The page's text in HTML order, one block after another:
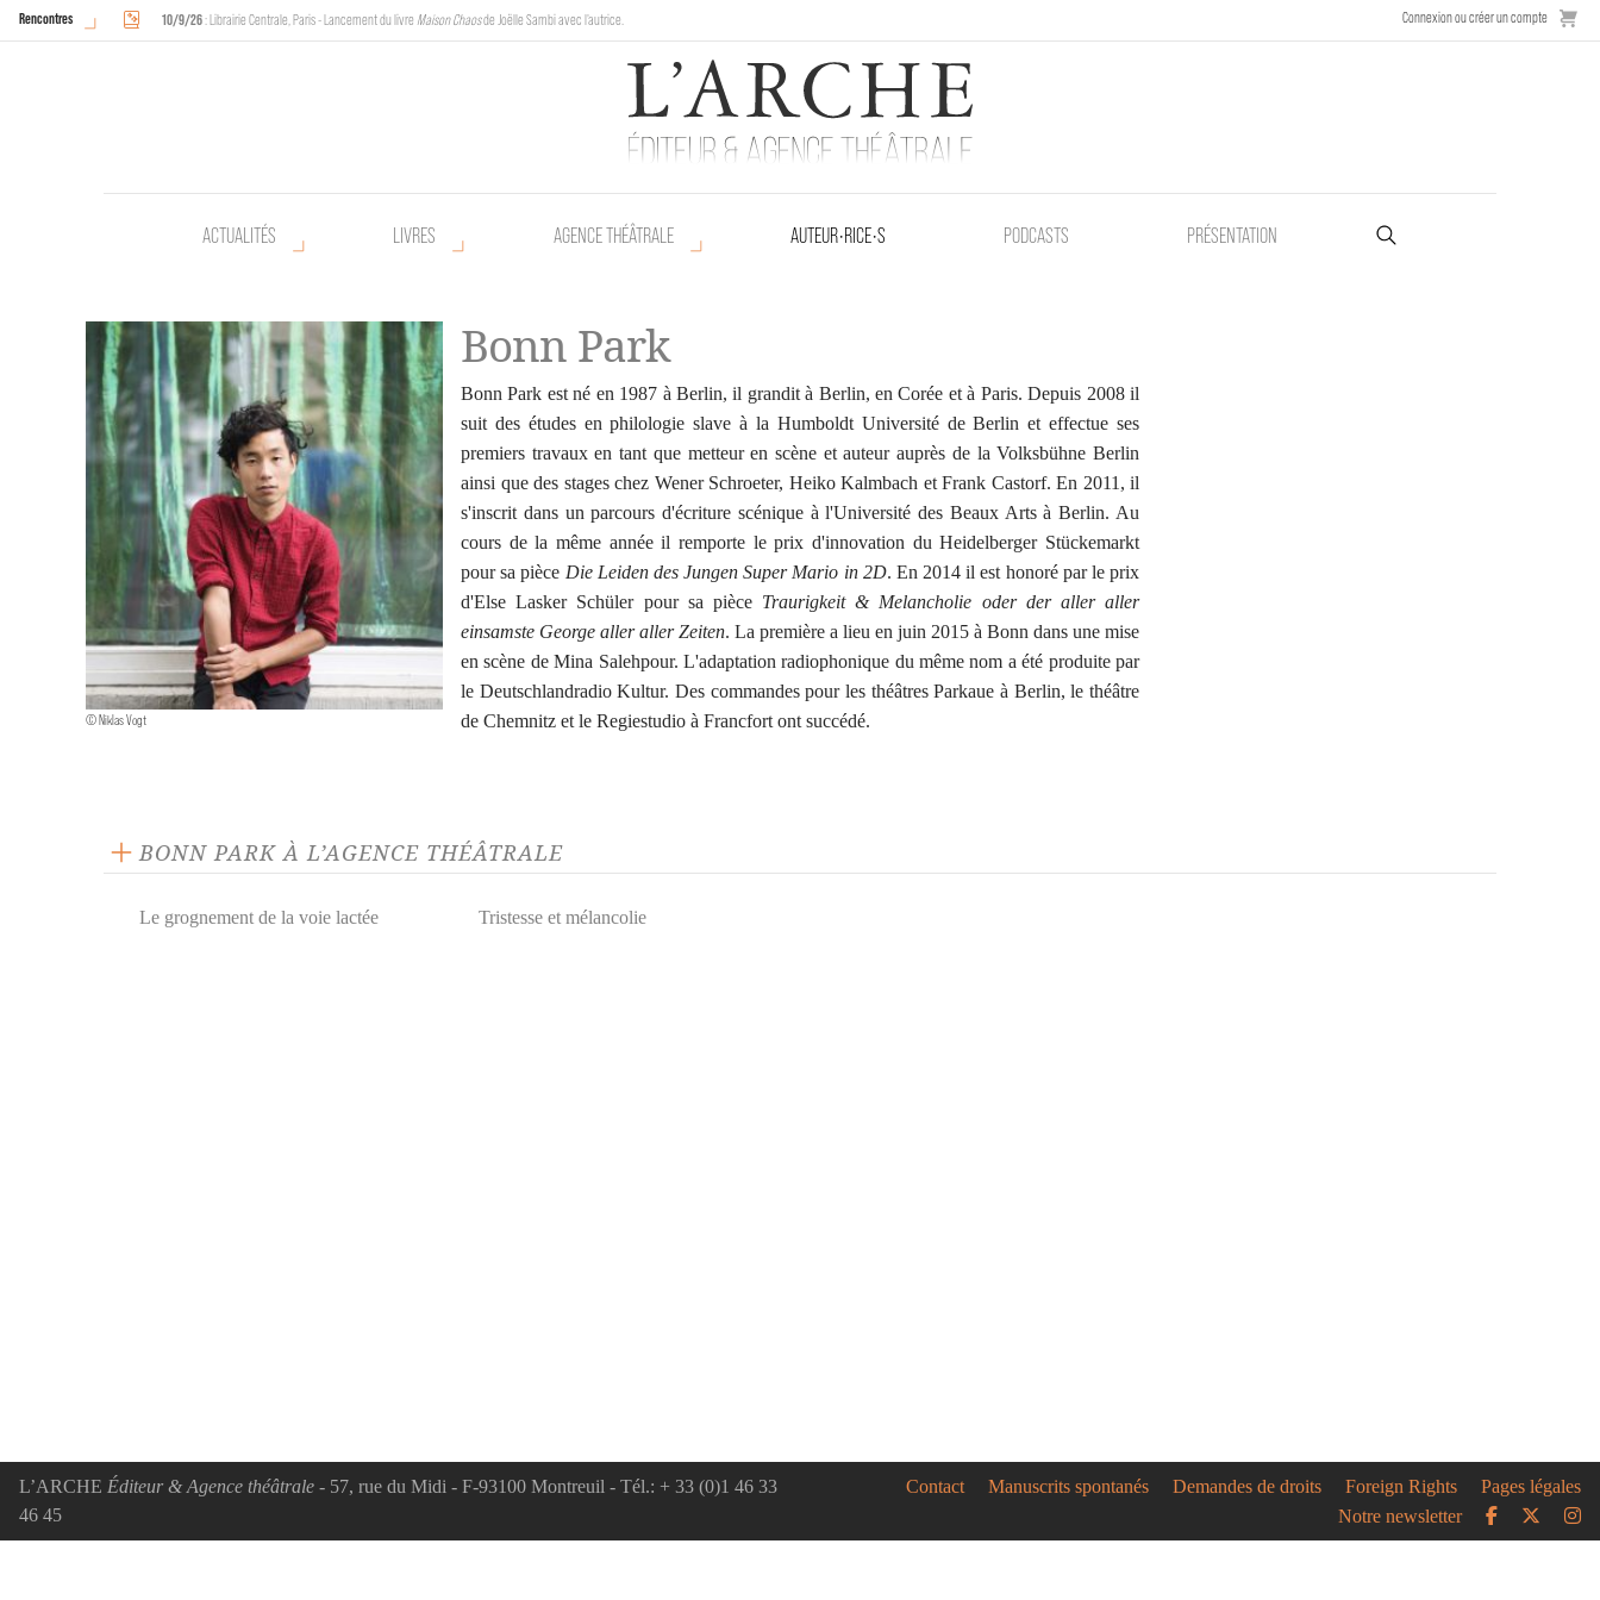
Rencontres 10/9/26: Librairie Centrale, Paris - Lancement du livre Maison Chaosde Joëlle Sambi avec l'autrice.
: Halles de Schaerbeek, Bruxelles - L'Arche sera présente au Poetik Bazar tout le weekend !
Connexion ou créer un compte
ACTUALITÉS LIVRES AGENCE THÉÂTRALE AUTEUR•RICE•S PODCASTS PRÉSENTATION
© Niklas Vogt
Bonn Park
Bonn Park est né en 1987 à Berlin, il grandit à Berlin, en Corée et à Paris. Depuis 2008 il
suit des études en philologie slave à la Humboldt Université de Berlin et effectue ses
premiers travaux en tant que metteur en scène et auteur auprès de la Volksbühne Berlin
ainsi que des stages chez Wener Schroeter, Heiko Kalmbach et Frank Castorf. En 2011, il
s'inscrit dans un parcours d'écriture scénique à l'Université des Beaux Arts à Berlin. Au
cours de la même année il remporte le prix d'innovation du Heidelberger Stückemarkt
pour sa pièce Die Leiden des Jungen Super Mario in 2D. En 2014 il est honoré par le prix
d'Else Lasker Schüler pour sa pièce Traurigkeit & Melancholie oder der aller aller
einsamste George aller aller Zeiten. La première a lieu en juin 2015 à Bonn dans une mise
en scène de Mina Salehpour. L'adaptation radiophonique du même nom a été produite par
le Deutschlandradio Kultur. Des commandes pour les théâtres Parkaue à Berlin, le théâtre
de Chemnitz et le Regiestudio à Francfort ont succédé.
BONN PARK À L’AGENCE THÉÂTRALE
Le grognement de la voie lactée Tristesse et mélancolie
L’ARCHE Éditeur & Agence théâtrale - 57, rue du Midi - F-93100 Montreuil - Tél.: + 33 (0)1 46 33
46 45
Contact Manuscrits spontanés Demandes de droits Foreign Rights
Pages légales
Notre newsletter